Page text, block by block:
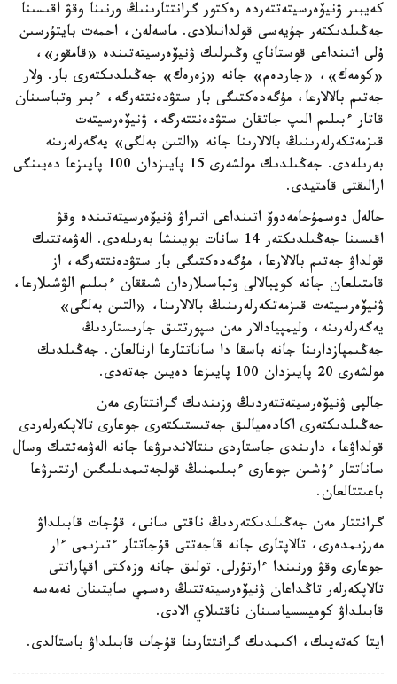
كەيبىر ۋنيۆەرسيتەتتەردە رەكتور گرانتتارىنىڭ ورنىنا وقۋ اقىسىنا
جەڭىلدىكتەر جۇيەسى قولدانىلادى. ماسەلەن، احمەت بايتۇرسىن
ۇلى اتىنداعى قوستاناي وڭىرلىك ۋنيۆەرسيتەتىندە «قامقور»،
«كومەك»، «جاردەم» جانە «زەرەك» جەڭىلدىكتەرى بار. ولار
جەتىم بالالارعا، مۇگەدەكتىگى بار ستۋدەنتتەرگە، ءبىر وتباسىنان
قاتار ءبىلىم الىپ جاتقان ستۋدەنتتەرگە، ۋنيۆەرسيتەت
قىزمەتكەرلەرىنىڭ بالالارىنا جانە «التىن بەلگى» يەگەرلەرىنە
بەرىلەدى. جەڭىلدىك مولشەرى 15 پايىزدان 100 پايىزعا دەيىنگى
ارالىقتى قامتيدى.
حالەل دوسمۇحامەدوۆ اتىنداعى اتىراۋ ۋنيۆەرسيتەتىندە وقۋ
اقىسىنا جەڭىلدىكتەر 14 سانات بويىنشا بەرىلەدى. الەۋمەتتىك
قولداۋ جەتىم بالالارعا، مۇگەدەكتىگى بار ستۋدەنتتەرگە، از
قامتىلعان جانە كوپبالالى وتباسىلاردان شىققان ءبىلىم الۋشىلارعا،
ۋنيۆەرسيتەت قىزمەتكەرلەرىنىڭ بالالارىنا، «التىن بەلگى»
يەگەرلەرىنە، وليمپيادالار مەن سپورتتىق جارىستاردىڭ
جەڭىمپازدارىنا جانە باسقا دا ساناتتارعا ارنالعان. جەڭىلدىك
مولشەرى 20 پايىزدان 100 پايىزعا دەيىن جەتەدى.
جالپى ۋنيۆەرسيتەتتەردىڭ وزىندىك گرانتتارى مەن
جەڭىلدىكتەرى اكادەميالىق جەتىستىكتەرى جوعارى تالاپكەرلەردى
قولداۋعا، دارىندى جاستاردى ىنتالاندىرۋعا جانە الەۋمەتتىك وسال
ساناتتار ءۇشىن جوعارى ءبىلىمنىڭ قولجەتىمدىلىگىن ارتتىرۋعا
باعىتتالعان.
گرانتتار مەن جەڭىلدىكتەردىڭ ناقتى سانى، قۇجات قابىلداۋ
مەرزىمدەرى، تالاپتارى جانە قاجەتتى قۇجاتتار ءتىزىمى ءار
جوعارى وقۋ ورنىندا ءارتۇرلى. تولىق جانە وزەكتى اقپاراتتى
تالاپكەرلەر تاڭداعان ۋنيۆەرسيتەتتىڭ رەسمي سايتىنان نەمەسە
قابىلداۋ كوميسسياسىنان ناقتىلاي الادى.
ايتا كەتەيىك، اكىمدىك گرانتتارىنا قۇجات قابىلداۋ باستالدى.